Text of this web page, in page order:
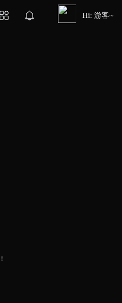
Hi: 游客~